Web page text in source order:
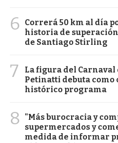
6
Correrá 50 km al día
historia de
de Santiago Stirling
7
La figura del Carnaval
Petinatti debuta como
histórico programa
8
"Más burocracia y
supermercados y
medida de informar